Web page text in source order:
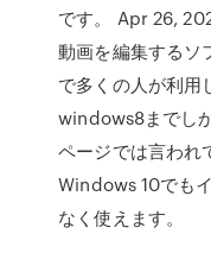
です。 Apr 26,
動画を編集するソ
で多くの人が利
windows8までし
ページでは言われ
Windows 10でも
なく使えます。